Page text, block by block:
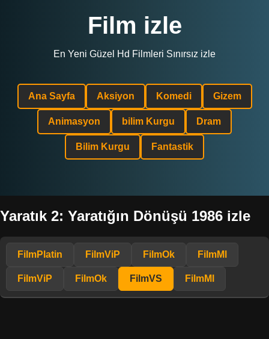
Film izle
En Yeni Güzel Hd Filmleri Sınırsız izle
Ana Sayfa Aksiyon Komedi Gizem
Animasyon bilim Kurgu Dram
Bilim Kurgu Fantastik
Yaratık 2: Yaratığın Dönüşü 1986 izle
FilmPlatin FilmViP FilmOk FilmMl
FilmViP FilmOk FilmVS FilmMl